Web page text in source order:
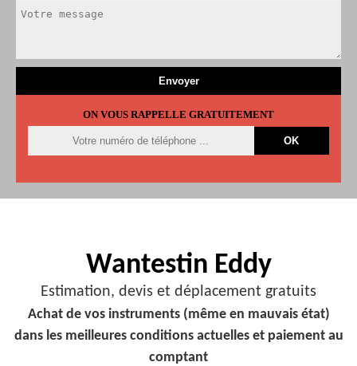
ON VOUS RAPPELLE GRATUITEMENT
Wantestin Eddy
Estimation, devis et déplacement gratuits
Achat de vos instruments (même en mauvais état)
dans les meilleures conditions actuelles et paiement au
comptant